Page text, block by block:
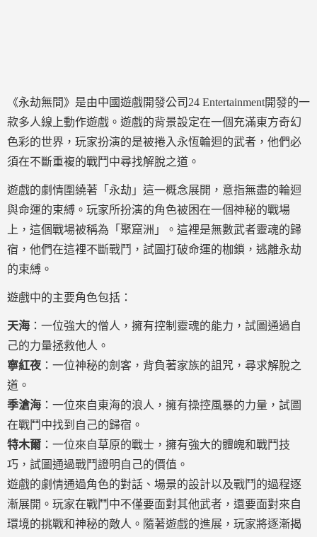
《永劫無間》是由中國遊戲開發公司24 Entertainment開發的一
款多人線上動作遊戲。遊戲的背景設定在一個充滿東方奇幻
色彩的世界，玩家扮演的是被捲入永恆輪迴的武者，他們必
須在不斷重複的戰鬥中尋找解脫之道。
遊戲的劇情圍繞著「永劫」這一概念展開，意指無盡的輪迴
與命運的束縛。玩家所扮演的角色被困在一個神秘的戰場
上，這個戰場被稱為「聚窟洲」。這裡是無數武者靈魂的歸
宿，他們在這裡不斷戰鬥，試圖打破命運的枷鎖，逃離永劫
的束縛。
遊戲中的主要角色包括：
天海 ：一位強大的僧人，擁有控制靈魂的能力，試圖通過自
己的力量拯救他人。
寧紅夜 ：一位神秘的劍客，背負著家族的詛咒，尋求解脫之
道。
季滄海 ：一位來自東海的浪人，擁有操控風暴的力量，試圖
在戰鬥中找到自己的歸宿。
特木爾 ：一位來自草原的戰士，擁有強大的體魄和戰鬥技
巧，試圖通過戰鬥證明自己的價值。
遊戲的劇情通過角色的對話、場景的設計以及戰鬥的過程逐
漸展開。玩家在戰鬥中不僅要面對其他武者，還要面對來自
環境的挑戰和神秘的敵人。隨著遊戲的進展，玩家將逐漸揭